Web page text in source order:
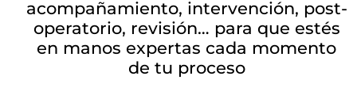
acompañamiento, intervención, post-
operatorio, revisión… para que estés
en manos expertas cada momento
de tu proceso